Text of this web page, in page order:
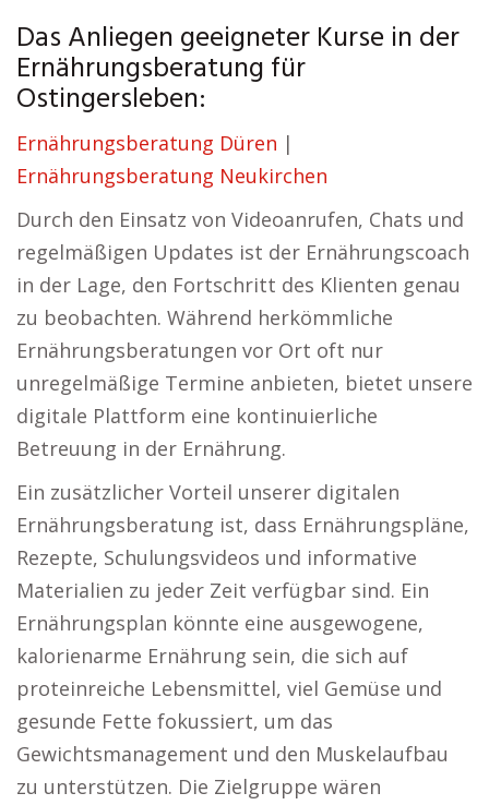
Das Anliegen geeigneter Kurse in der
Ernährungsberatung für
Ostingersleben:
Ernährungsberatung Düren |
Ernährungsberatung Neukirchen
Durch den Einsatz von Videoanrufen, Chats und
regelmäßigen Updates ist der Ernährungscoach
in der Lage, den Fortschritt des Klienten genau
zu beobachten. Während herkömmliche
Ernährungsberatungen vor Ort oft nur
unregelmäßige Termine anbieten, bietet unsere
digitale Plattform eine kontinuierliche
Betreuung in der Ernährung.
Ein zusätzlicher Vorteil unserer digitalen
Ernährungsberatung ist, dass Ernährungspläne,
Rezepte, Schulungsvideos und informative
Materialien zu jeder Zeit verfügbar sind. Ein
Ernährungsplan könnte eine ausgewogene,
kalorienarme Ernährung sein, die sich auf
proteinreiche Lebensmittel, viel Gemüse und
gesunde Fette fokussiert, um das
Gewichtsmanagement und den Muskelaufbau
zu unterstützen. Die Zielgruppe wären